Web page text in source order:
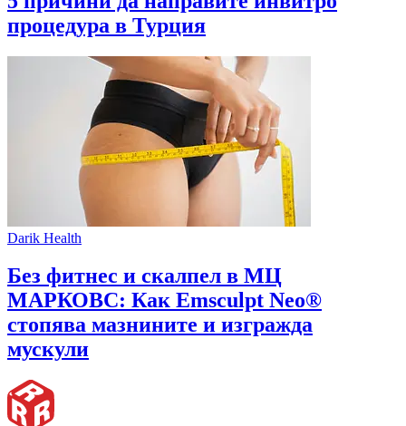
процедура в Турция
Darik Health
Без фитнес и скалпел в МЦ
МАРКОВС: Как Emsculpt Neo®
стопява мазнините и изгражда
мускули